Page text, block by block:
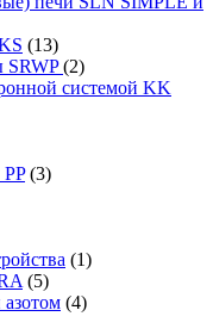
(13)
SRWP(2)
системой KK
(3)
(1)
(5)
(4)